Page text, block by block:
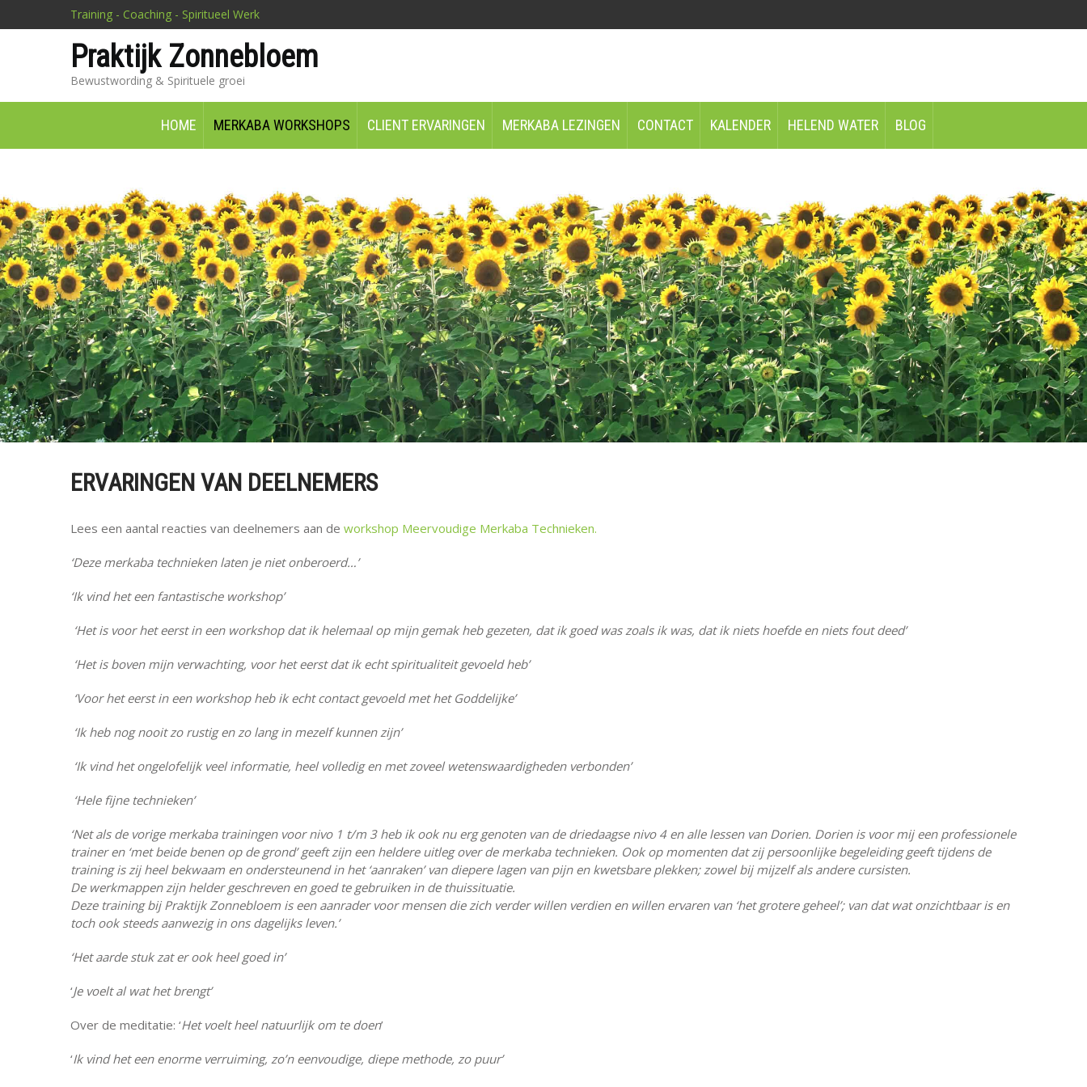
Training - Coaching - Spiritueel Werk
Praktijk Zonnebloem
Bewustwording & Spirituele groei
HOME MERKABA WORKSHOPS CLIENT ERVARINGEN MERKABA LEZINGEN CONTACT KALENDER HELEND WATER BLOG
ERVARINGEN VAN DEELNEMERS
Lees een aantal reacties van deelnemers aan de workshop Meervoudige Merkaba Technieken.
‘Deze merkaba technieken laten je niet onberoerd…’
‘Ik vind het een fantastische workshop’
‘Het is voor het eerst in een workshop dat ik helemaal op mijn gemak heb gezeten, dat ik goed was zoals ik was, dat ik niets hoefde en niets fout deed’
‘Het is boven mijn verwachting, voor het eerst dat ik echt spiritualiteit gevoeld heb’
‘Voor het eerst in een workshop heb ik echt contact gevoeld met het Goddelijke’
‘Ik heb nog nooit zo rustig en zo lang in mezelf kunnen zijn’
‘Ik vind het ongelofelijk veel informatie, heel volledig en met zoveel wetenswaardigheden verbonden’
‘Hele fijne technieken’
‘Net als de vorige merkaba trainingen voor nivo 1 t/m 3 heb ik ook nu erg genoten van de driedaagse nivo 4 en alle lessen van Dorien. Dorien is voor mij een professionele
trainer en ‘met beide benen op de grond’ geeft zijn een heldere uitleg over de merkaba technieken. Ook op momenten dat zij persoonlijke begeleiding geeft tijdens de
training is zij heel bekwaam en ondersteunend in het ‘aanraken’ van diepere lagen van pijn en kwetsbare plekken; zowel bij mijzelf als andere cursisten.
De werkmappen zijn helder geschreven en goed te gebruiken in de thuissituatie.
Deze training bij Praktijk Zonnebloem is een aanrader voor mensen die zich verder willen verdien en willen ervaren van ‘het grotere geheel’; van dat wat onzichtbaar is en
toch ook steeds aanwezig in ons dagelijks leven.’
‘Het aarde stuk zat er ook heel goed in’
‘Je voelt al wat het brengt’
Over de meditatie: ‘Het voelt heel natuurlijk om te doen’
‘Ik vind het een enorme verruiming, zo’n eenvoudige, diepe methode, zo puur’